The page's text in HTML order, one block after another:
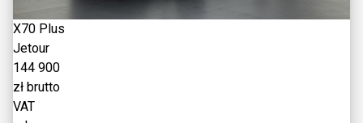
X70 Plus
Jetour
144 900
zł brutto
VAT